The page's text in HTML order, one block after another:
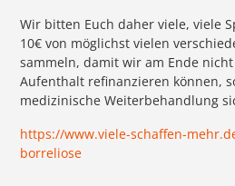
Wir bitten Euch daher viele, viele
10€ von möglichst vielen
sammeln, damit wir am Ende
Aufenthalt refinanzieren können,
medizinische Weiterbehandlung
https://www.viele-schaffen-
borreliose